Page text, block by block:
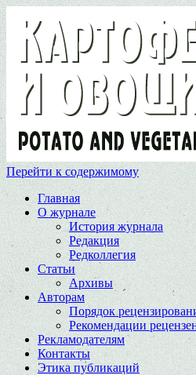
Перейти к содержимому
Главная
О журнале
История журнала
Редакция
Редколлегия
Статьи
Архивы
Авторам
Порядок
Рекомендации
Рекламодателям
Контакты
Этика публикаций